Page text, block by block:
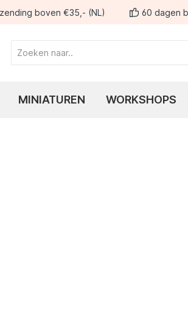
boven €35,- (NL) 60 dagen
MINIATUREN WORKSHOPS